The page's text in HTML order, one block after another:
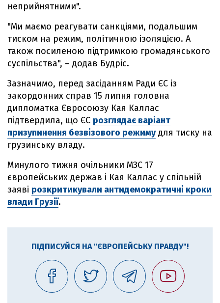
неприйнятними".
"Ми маємо реагувати санкціями, подальшим
тиском на режим, політичною ізоляцією. А
також посиленою підтримкою громадянського
суспільства", – додав Будріс.
Зазначимо, перед засіданням Ради ЄС із
закордонних справ 15 липня головна
дипломатка Євросоюзу Кая Каллас
підтвердила, що ЄС розглядає варіант
призупинення безвізового режимудля тиску на
грузинську владу.
Минулого тижня очільники МЗС 17
європейських держав і Кая Каллас у спільній
заяві розкритикували антидемократичні кроки
влади Грузії.
ПІДПИСУЙСЯ НА "ЄВРОПЕЙСЬКУ ПРАВДУ"!